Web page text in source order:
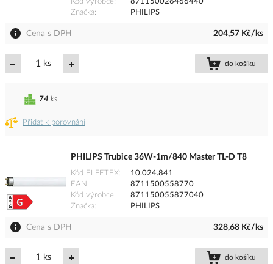
Kód výrobce
871150026466440
Značka
PHILIPS
Cena s DPH 204,57 Kč/ks
ks do košíku
Přidat k porovnání
74 ks
PHILIPS Trubice 36W-1m/840 Master TL-D T8
Kód ELFETEX
10.024.841
EAN
8711500558770
Kód výrobce
871150055877040
Značka
PHILIPS
Cena s DPH 328,68 Kč/ks
ks do košíku